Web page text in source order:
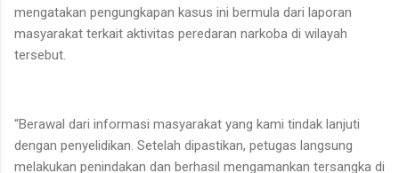
mengatakan pengungkapan kasus ini bermula dari laporan
masyarakat terkait aktivitas peredaran narkoba di wilayah
tersebut.
“Berawal dari informasi masyarakat yang kami tindak lanjuti
dengan penyelidikan. Setelah dipastikan, petugas langsung
melakukan penindakan dan berhasil mengamankan tersangka di